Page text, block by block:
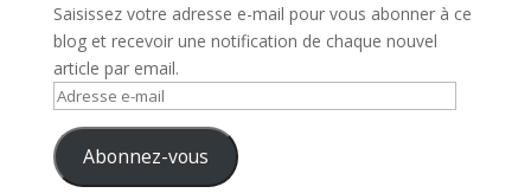
Saisissez votre adresse e-mail pour vous abonner à ce
blog et recevoir une notification de chaque nouvel
article par email.
Adresse
mail Abonnez-vous